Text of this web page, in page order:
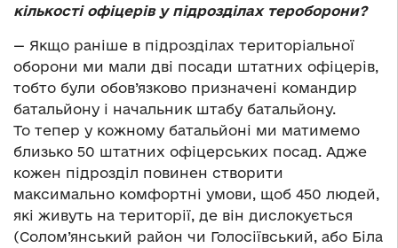
кількості офіцерів у підрозділах тероборони?
— Якщо раніше в підрозділах територіальної
оборони ми мали дві посади штатних офіцерів,
тобто були обов’язково призначені командир
батальйону і начальник штабу батальйону.
То тепер у кожному батальйоні ми матимемо
близько 50 штатних офіцерських посад. Адже
кожен підрозділ повинен створити
максимально комфортні умови, щоб 450 людей,
які живуть на території, де він дислокується
(Солом’янський район чи Голосіївський, або Біла